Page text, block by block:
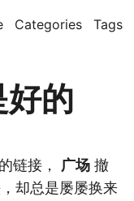
Categories Tags
的
链接， 广场 撤
却总是屡屡换来